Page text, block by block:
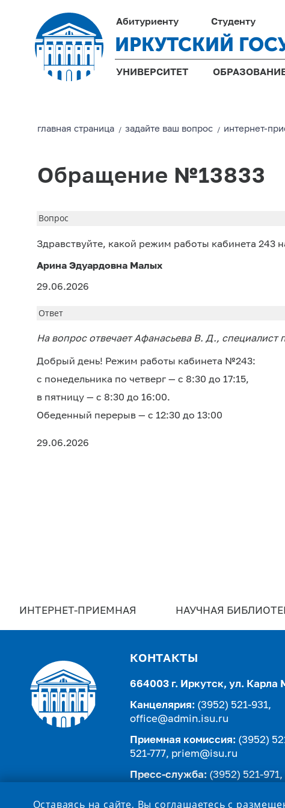
Абитуриенту Студенту
ИРКУТСКИЙ
УНИВЕРСИТЕТ
главная страницa / задайте ваш вопрос / интернет-
Обращение №13833
Вопрос
Здравствуйте, какой режим работы кабинета
Арина Эдуардовна Малых
29.06.2026
Ответ
На вопрос отвечает Афанасьева В. Д., специалист
Добрый день! Режим работы кабинета №243:
с понедельника по четверг — с 8:30 до 17:15,
в пятницу — с 8:30 до 16:00.
Обеденный перерыв — с 12:30 до 13:00
29.06.2026
ИНТЕРНЕТ-ПРИЕМНАЯ НАУЧНАЯ
КОНТАКТЫ
664003 г. Иркутск, ул. Карла
Канцелярия: (3952) 521-931,
office@admin.isu.ru
Приемная комиссия: (3952)
521-777, priem@isu.ru
Пресс-служба: (3952) 521-971,
Оставаясь на сайте, Вы соглашаетесь с